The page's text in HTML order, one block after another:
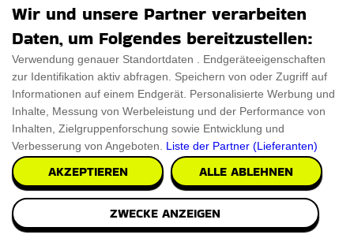
Blumen topf mit versteckter Lagerung
Wir präsentieren einen einzigartig gestalteten Blumentopf
mit versteckter Aufbewahrung, der sich na
Wir und unsere Partner verarbeiten
Daten, um Folgendes bereitzustellen:
Verwendung genauer Standortdaten . Endgeräteeigenschaften
zur Identifikation aktiv abfragen. Speichern von oder Zugriff auf
Informationen auf einem Endgerät. Personalisierte Werbung und
Inhalte, Messung von Werbeleistung und der Performance von
Inhalten, Zielgruppenforschung sowie Entwicklung und
Verbesserung von Angeboten. Liste der Partner (Lieferanten)
AKZEPTIEREN ALLE ABLEHNEN
ZWECKE ANZEIGEN